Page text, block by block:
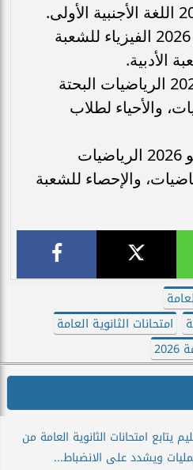
يوم الخميس 9 يوليو 2026 الفيزياء للشعبة
الأدبية.
يوم الأحد 12 يوليو 2026 الرياضيات البحتة
والأحياء لطلاب
يوم الخميس 16 يوليو 2026 الرياضيات
والإحصاء للشعبة
امتحانات الثانوية العامة
يتابع امتحانات الثانوية العامة من
ويشدد على الانضباط...